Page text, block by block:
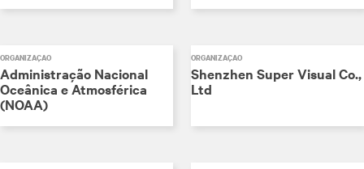
ORGANIZAÇÃO
Administração Nacional
Oceânica e Atmosférica
(NOAA)
ORGANIZAÇÃO
Shenzhen Super Visual Co.,
Ltd